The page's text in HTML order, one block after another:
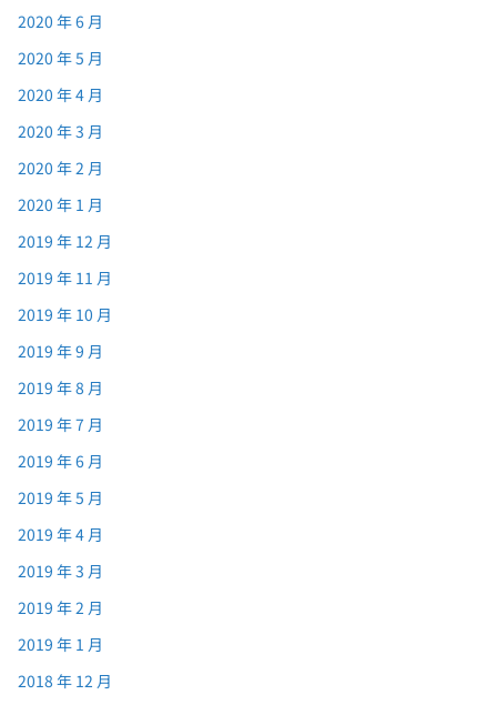
2020 年 6 月
2020 年 5 月
2020 年 4 月
2020 年 3 月
2020 年 2 月
2020 年 1 月
2019 年 12 月
2019 年 11 月
2019 年 10 月
2019 年 9 月
2019 年 8 月
2019 年 7 月
2019 年 6 月
2019 年 5 月
2019 年 4 月
2019 年 3 月
2019 年 2 月
2019 年 1 月
2018 年 12 月